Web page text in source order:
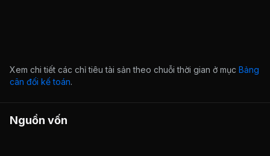
Xem chi tiết các chỉ tiêu tài sản theo chuỗi thời gian ở mục Bảng
cân đối kế toán.
Nguồn vốn